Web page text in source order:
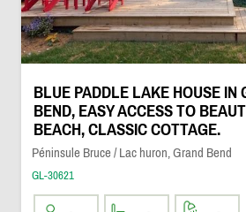
BLUE PADDLE LAKE HOUSE IN
BEND, EASY ACCESS TO
BEACH, CLASSIC COTTAGE.
Péninsule Bruce / Lac huron, Grand Bend
GL-30621